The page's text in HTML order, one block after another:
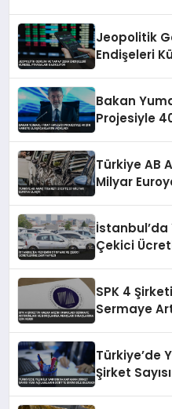
Jeopolitik
Endişeleri
Bakan
Projesiyle
Türkiye AB
Milyar
Çekici
SPK 4
Sermaye
Türkiye’de
Şirket